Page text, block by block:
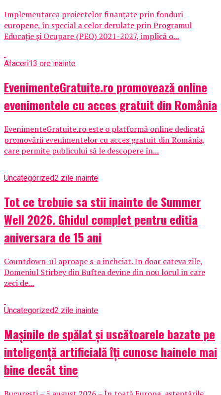
Implementarea proiectelor finanțate prin fonduri
europene, în special a celor derulate prin Programul
Educație și Ocupare (PEO) 2021-2027, implică o...
Afaceri13 ore inainte
EvenimenteGratuite.ro promovează online
evenimentele cu acces gratuit din România
EvenimenteGratuite.ro este o platformă online dedicată
promovării evenimentelor cu acces gratuit din România,
care permite publicului să le descopere în...
Uncategorized2 zile inainte
Tot ce trebuie sa stii inainte de Summer
Well 2026. Ghidul complet pentru editia
aniversara de 15 ani
Countdown-ul aproape s-a incheiat. In doar cateva zile,
Domeniul Stirbey din Buftea devine din nou locul in care
zeci de...
Uncategorized2 zile inainte
Mașinile de spălat și uscătoarele bazate pe
inteligență artificială îți cunosc hainele mai
bine decât tine